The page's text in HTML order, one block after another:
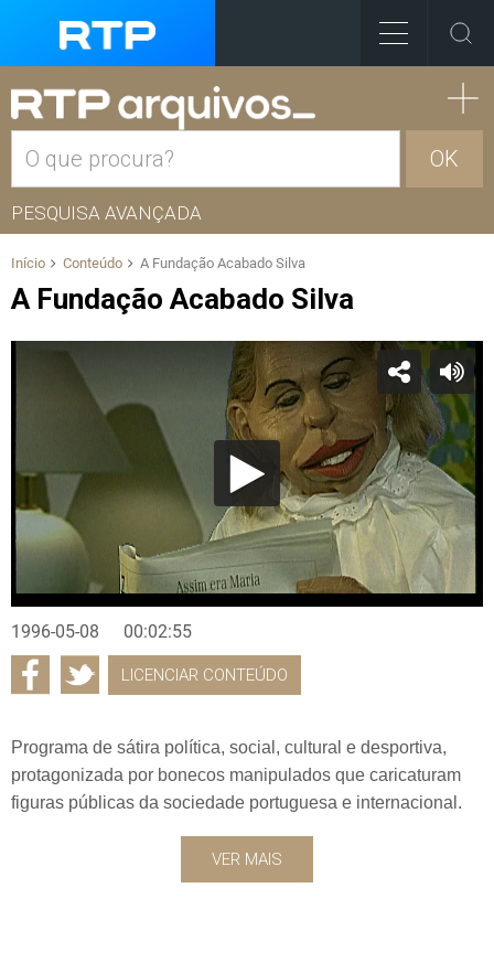
OK
PESQUISA AVANÇADA
Início Conteúdo A Fundação Acabado Silva
A Fundação Acabado Silva
1996-05-08 00:02:55
LICENCIAR CONTEÚDO
Programa de sátira política, social, cultural e desportiva,
protagonizada por bonecos manipulados que caricaturam
figuras públicas da sociedade portuguesa e internacional.
VER MAIS